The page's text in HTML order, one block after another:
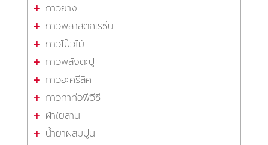
กาวยาง
กาวพลาสติกเรซิ่น
กาวโป๊วไม้
กาวพลังตะปู
กาวอะครีลิค
กาวทาท่อพีวีซี
ผ้าใยสาน
น้ำยาผสมปูน